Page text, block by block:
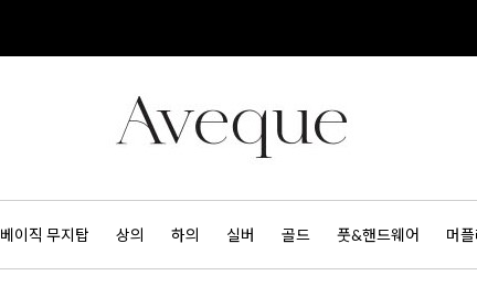
베이직 무지탑 상의 하의 실버 골드 풋&핸드웨어 머